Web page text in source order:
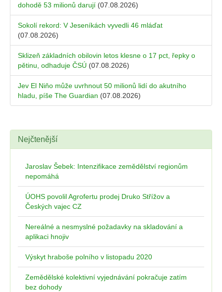
dohodě 53 milionů darují (07.08.2026)
Sokolí rekord: V Jeseníkách vyvedli 46 mláďat
(07.08.2026)
Sklizeň základních obilovin letos klesne o 17 pct, řepky o
pětinu, odhaduje ČSÚ (07.08.2026)
Jev El Niňo může uvrhnout 50 milionů lidí do akutního
hladu, píše The Guardian (07.08.2026)
Nejčtenější
Jaroslav Šebek: Intenzifikace zemědělství regionům
nepomáhá
ÚOHS povolil Agrofertu prodej Druko Střížov a
Českých vajec CZ
Nereálné a nesmyslné požadavky na skladování a
aplikaci hnojiv
Výskyt hraboše polního v listopadu 2020
Zemědělské kolektivní vyjednávání pokračuje zatím
bez dohody